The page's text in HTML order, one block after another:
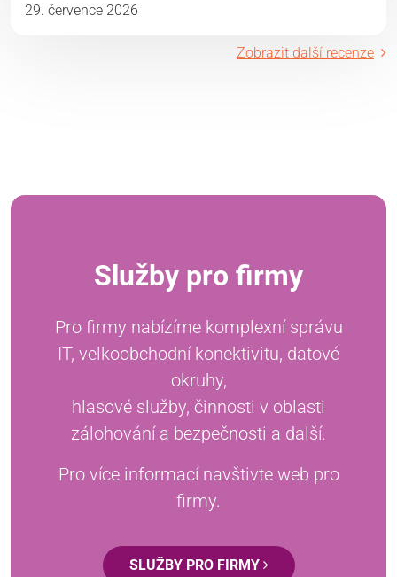
29. července 2026
Zobrazit další recenze
Služby pro firmy
Pro firmy nabízíme komplexní správu
IT, velkoobchodní konektivitu, datové
okruhy,
hlasové služby, činnosti v oblasti
zálohování a bezpečnosti a další.
Pro více informací navštivte web pro
firmy.
SLUŽBY PRO FIRMY